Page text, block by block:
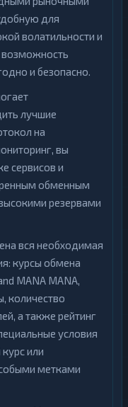
для
волатильности и
и безопасно.
лучшие
на
вы
сервисов и
обменным
резервами
вся необходимая
курсы обмена
MANA MANA,
количество
а также рейтинг
условия
или
метками